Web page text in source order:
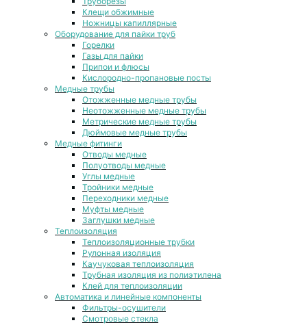
Клещи обжимные
Ножницы капиллярные
Оборудование для пайки труб
Горелки
Газы для пайки
Припои и флюсы
Кислородно-пропановые посты
Медные трубы
Отожженные медные трубы
Неотожженные медные трубы
Метрические медные трубы
Дюймовые медные трубы
Медные фитинги
Отводы медные
Полуотводы медные
Углы медные
Тройники медные
Переходники медные
Муфты медные
Заглушки медные
Теплоизоляция
Теплоизоляционные трубки
Рулонная изоляция
Каучуковая теплоизоляция
Трубная изоляция из полиэтилена
Клей для теплоизоляции
Автоматика и линейные компоненты
Фильтры-осушители
Смотровые стекла